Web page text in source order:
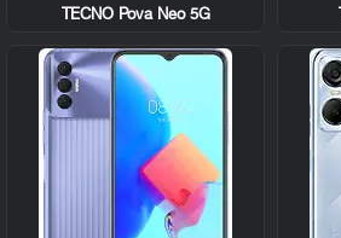
TECNO Pova Neo 5G